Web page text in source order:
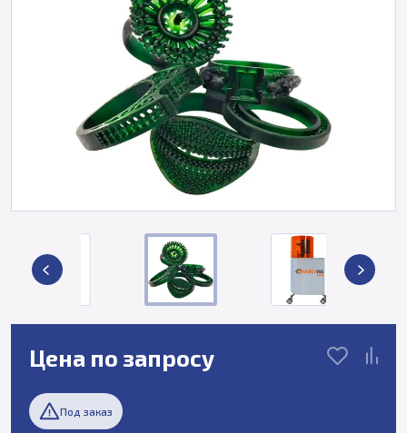
Цена по запросу
Под заказ